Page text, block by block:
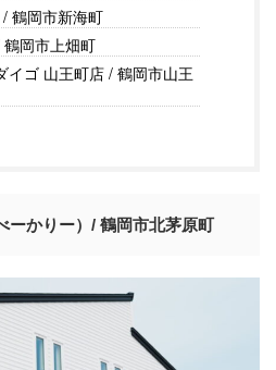
鶴岡市新海町
岡市上畑町
イゴ 山王町店 / 鶴岡市山王
かりー）/ 鶴岡市北茅原町